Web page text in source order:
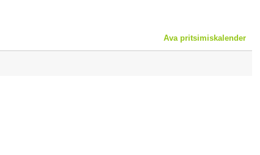
Ava pritsimiskalender